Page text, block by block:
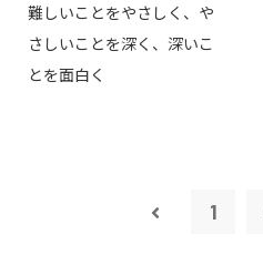
難しいことをやさしく、や
さしいことを深く、深いこ
とを面白く
1